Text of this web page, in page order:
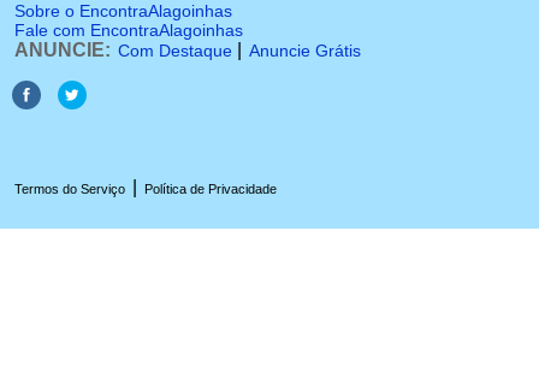
Sobre o EncontraAlagoinhas
Fale com EncontraAlagoinhas
ANUNCIE: Com Destaque Anuncie Grátis
Termos do Serviço Política de Privacidade